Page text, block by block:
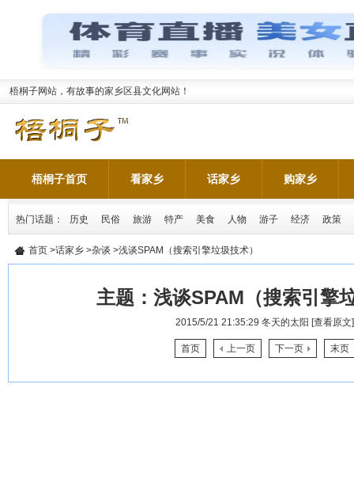
梧桐子网站，有故事的家乡区县文化网站！
梧桐子首页 看家乡 话家乡 购家乡
热门话题： 历史 民俗 旅游 特产 美食 人物 游子 经济 政策
首页 >话家乡 >杂谈 >浅谈SPAM（搜索引擎垃圾技术）
主题： 浅谈SPAM（搜索引擎
2015/5/21 21:35:29 冬天的太阳 [查看原文]
首页 上一页 下一页 末页